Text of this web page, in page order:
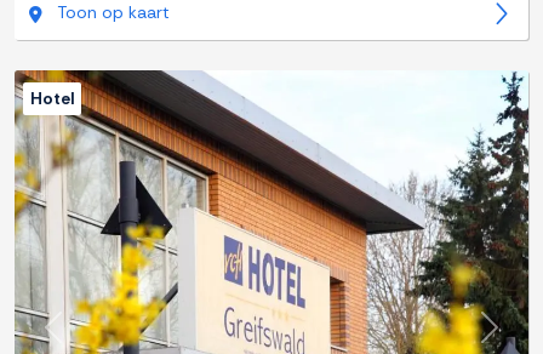
Toon op kaart
Previous Next
Hotel